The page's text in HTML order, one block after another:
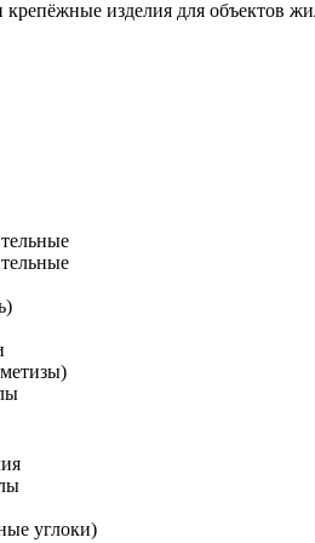
изделия для объектов
углоки)